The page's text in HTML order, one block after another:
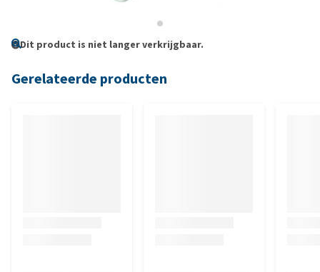
Dit product is niet langer verkrijgbaar.
Gerelateerde producten